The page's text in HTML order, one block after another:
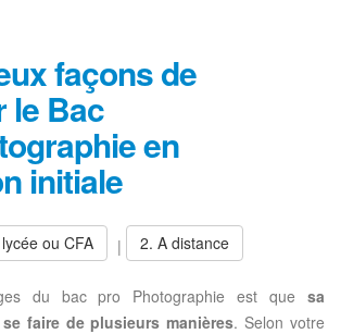
façons de
le Bac
en
initiale
ou CFA | 2. A distance
du bac pro Photographie est que sa
faire de plusieurs manières. Selon votre